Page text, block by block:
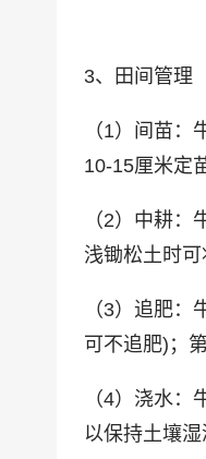
3、田间管理
（1）间苗
10-15厘米定
（2）中耕
浅锄松土时
（3）追肥
可不追肥)；
（4）浇水
以保持土壤